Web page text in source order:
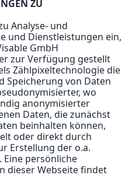
ZU
Analyse- und
und Dienstleistungen ein,
GmbH
zur Verfügung gestellt
Zählpixeltechnologie die
Speicherung von Daten
wo
anonymisierter
Daten, die zunächst
beinhalten können,
oder direkt durch
Erstellung der o.a.
persönliche
dieser Webseite findet